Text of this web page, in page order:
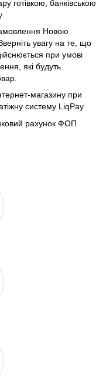
готівкою, банківською
Новою
увагу на те, що
при умові
які будуть
магазину при
систему LiqPay
рахунок ФОП